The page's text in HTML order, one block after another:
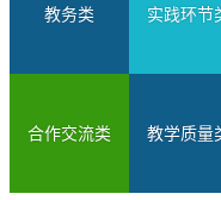
教务类 实践环节
合作交流类 教学质量